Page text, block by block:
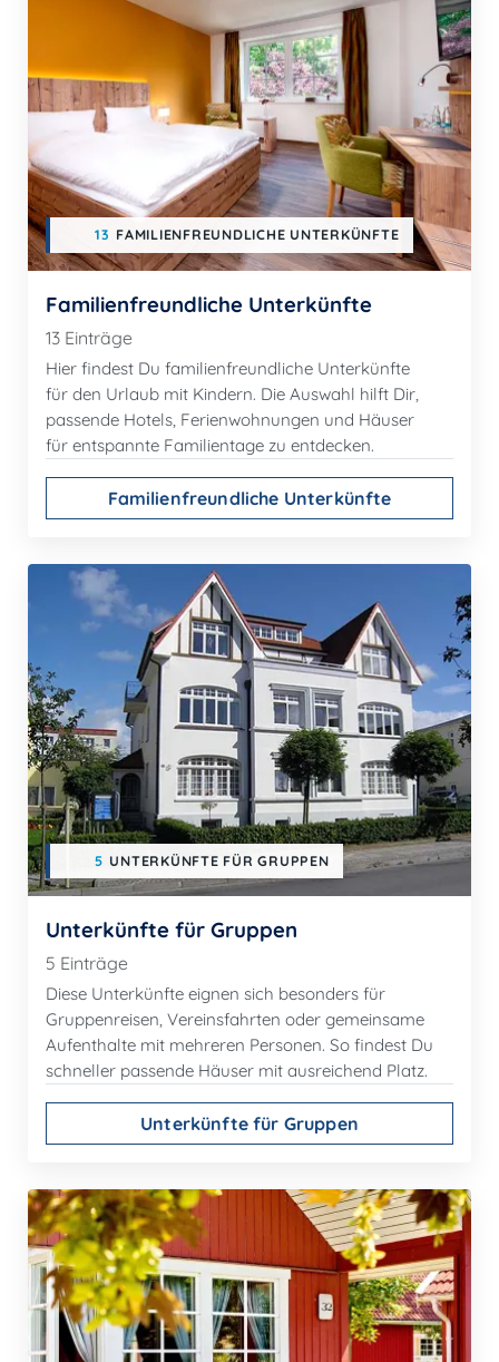
13 FAMILIENFREUNDLICHE UNTERKÜNFTE
Familienfreundliche Unterkünfte
13 Einträge
Hier findest Du familienfreundliche Unterkünfte
für den Urlaub mit Kindern. Die Auswahl hilft Dir,
passende Hotels, Ferienwohnungen und Häuser
für entspannte Familientage zu entdecken.
Familienfreundliche Unterkünfte
5 UNTERKÜNFTE FÜR GRUPPEN
Unterkünfte für Gruppen
5 Einträge
Diese Unterkünfte eignen sich besonders für
Gruppenreisen, Vereinsfahrten oder gemeinsame
Aufenthalte mit mehreren Personen. So findest Du
schneller passende Häuser mit ausreichend Platz.
Unterkünfte für Gruppen